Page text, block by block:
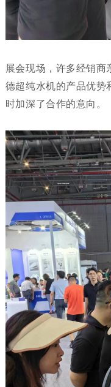
展会现场，许多经销商
德超纯水机的产品优势
时加深了合作的意向。